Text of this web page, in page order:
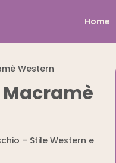
Home
Western
– Stile Western e